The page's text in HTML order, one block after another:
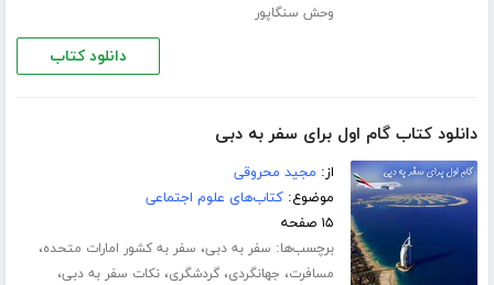
وحش سنگاپور
دانلود کتاب
دانلود کتاب گام اول برای سفر به دبی
از: مجید محروقی
موضوع:کتاب‌های علوم اجتماعی
۱۵ صفحه
برچسب‌ها: سفر به دبی، سفر به کشور امارات متحده،
مسافرت، جهانگردی،گردشگری،نکات سفر به دبی،